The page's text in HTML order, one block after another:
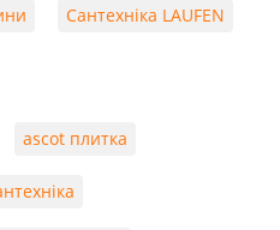
Сантехніка LAUFEN
ascot плитка